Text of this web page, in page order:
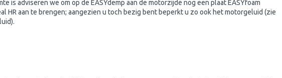
is adviseren we om op de EASYdemp aan de motorzijde nog een plaat EASYfoam
HR aan te brengen; aangezien u toch bezig bent beperkt u zo ook het motorgeluid (zie